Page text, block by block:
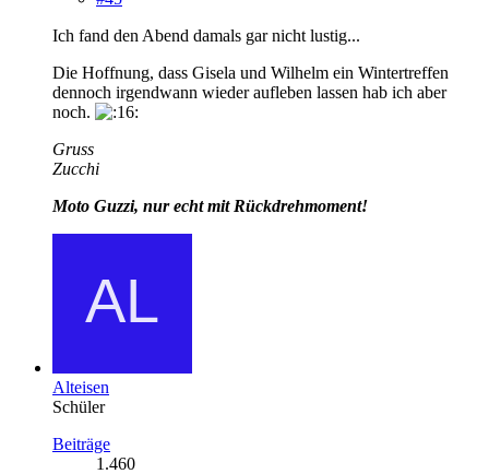
Ich fand den Abend damals gar nicht lustig...
Die Hoffnung, dass Gisela und Wilhelm ein Wintertreffen
dennoch irgendwann wieder aufleben lassen hab ich aber
noch.
Gruss
Zucchi
Moto Guzzi, nur echt mit Rückdrehmoment!
Alteisen
Schüler
Beiträge
1.460